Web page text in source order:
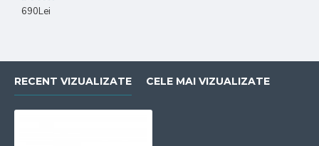
690Lei
RECENT VIZUALIZATE CELE MAI VIZUALIZATE